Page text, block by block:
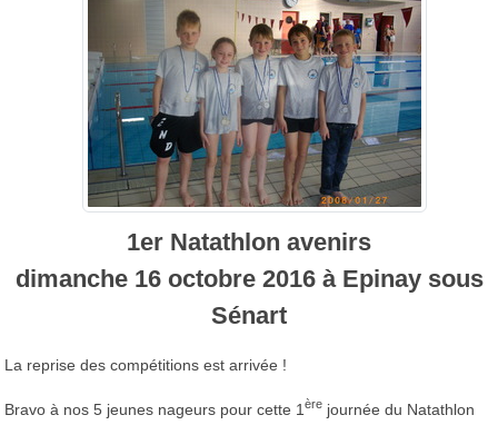
1er Natathlon avenirs
dimanche 16 octobre 2016 à Epinay sous
Sénart
La reprise des compétitions est arrivée !
Bravo à nos 5 jeunes nageurs pour cette 1 ère journée du Natathlon